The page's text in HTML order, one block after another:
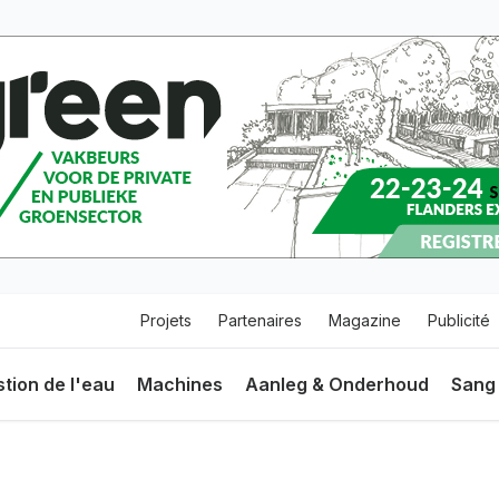
Top
Projets Partenaires Magazine Publicité
de l'eau Machines Aanleg & Onderhoud